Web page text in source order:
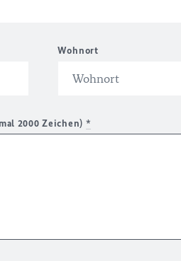
Wohnort
2000 Zeichen) *